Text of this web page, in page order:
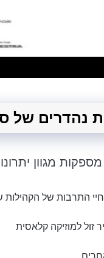
נהדרים של
מספקות מגוון
התרבות של
זול למוזיקה קלאסית